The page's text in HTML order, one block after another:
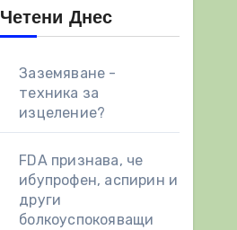
Днес
Заземяване -
техника за
изцеление?
FDA признава, че
ибупрофен, аспирин и
други
болкоуспокояващи